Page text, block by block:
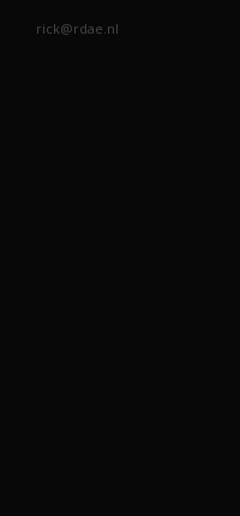
rick@rdae.nl